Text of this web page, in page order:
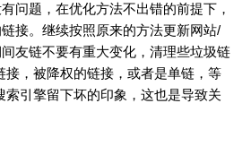
问题，在优化方法不出错的前提下，
接。继续按照原来的方法更新网站/
友链不要有重大变化，清理些垃圾链
接，被降权的链接，或者是单链，等
索引擎留下坏的印象，这也是导致关